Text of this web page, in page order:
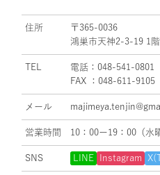
住所
〒365-0036
鴻巣市天神2-3-19 1階
TEL
電話：048-541-0801
FAX ：048-611-9105
メール
営業時間 10：00ー19：00（水
SNS LINE Instagram